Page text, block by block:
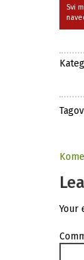
Svi
Your